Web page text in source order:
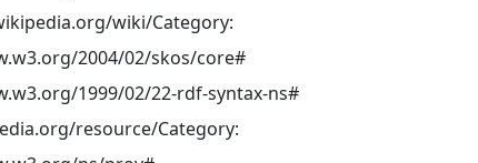
wiki/Category:
2004/02/skos/core#
1999/02/22-rdf-syntax-ns#
resource/Category: